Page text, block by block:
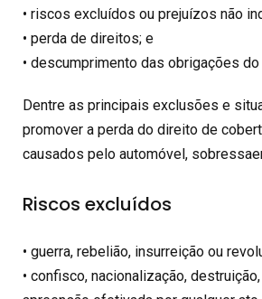
• riscos excluídos ou prejuízos não
• perda de direitos; e
• descumprimento das obrigações
Dentre as principais exclusões e
promover a perda do direito de
causados pelo automóvel,
Riscos excluídos
• guerra, rebelião, insurreição ou
• confisco, nacionalização,